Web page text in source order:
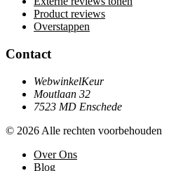
Product reviews
Overstappen
Contact
WebwinkelKeur
Moutlaan 32
7523 MD Enschede
© 2026 Alle rechten voorbehouden
Over Ons
Blog